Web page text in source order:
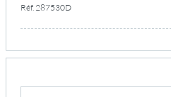
Réf. 287530D